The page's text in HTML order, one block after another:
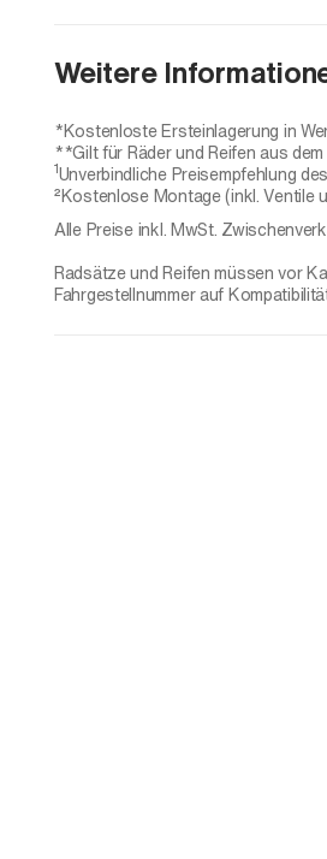
Weitere
*Kostenloste Ersteinlagerung in
**Gilt für Räder und Reifen aus
1Unverbindliche Preisempfehlung
²Kostenlose Montage (inkl. Ventile
Alle Preise inkl. MwSt.
Radsätze und Reifen müssen vor
Fahrgestellnummer auf